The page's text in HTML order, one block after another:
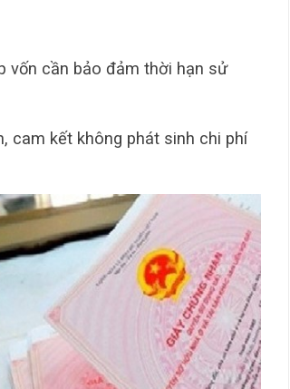
vốn cần bảo đảm thời hạn sử
cam kết không phát sinh chi phí